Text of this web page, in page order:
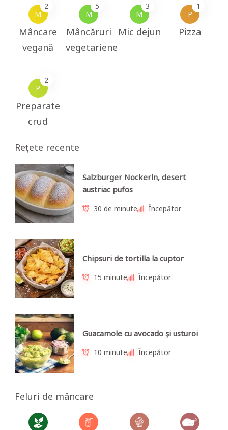
M
2
Mâncare
vegană
M
5
Mâncăruri
vegetariene
M
3
Mic dejun
P
1
Pizza
P
2
Preparate
crud
Rețete recente
Salzburger Nockerln, desert
austriac pufos
30 de minute Începător
Chipsuri de tortilla la cuptor
15 minute Începător
Guacamole cu avocado și usturoi
10 minute Începător
Feluri de mâncare